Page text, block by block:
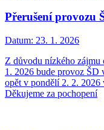
Přerušení provozu
Datum: 23. 1. 2026
Z důvodu nízkého zájmu
1. 2026 bude provoz ŠD
opět v pondělí 2. 2. 2026
Děkujeme za pochopení​